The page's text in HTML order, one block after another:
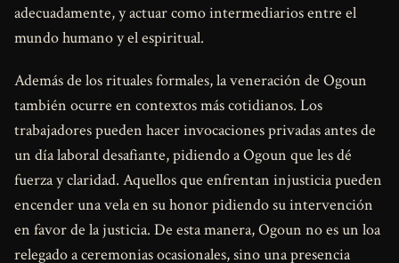
adecuadamente, y actuar como intermediarios entre el
mundo humano y el espiritual.
Además de los rituales formales, la veneración de Ogoun
también ocurre en contextos más cotidianos. Los
trabajadores pueden hacer invocaciones privadas antes de
un día laboral desafiante, pidiendo a Ogoun que les dé
fuerza y claridad. Aquellos que enfrentan injusticia pueden
encender una vela en su honor pidiendo su intervención
en favor de la justicia. De esta manera, Ogoun no es un loa
relegado a ceremonias ocasionales, sino una presencia